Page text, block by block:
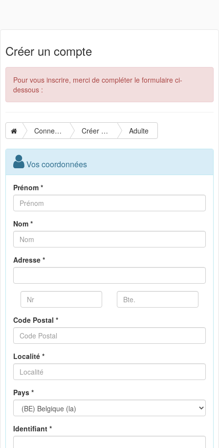
Créer un compte
Pour vous inscrire, merci de compléter le formulaire ci-
dessous :
Connexion Créer un compte Adulte
Vos coordonnées
Prénom *
Nom *
Adresse *
Code Postal *
Localité *
Pays *
Identifiant *